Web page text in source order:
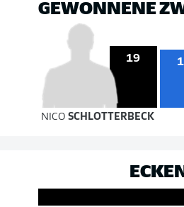
GEWONNENE
19
NICO SCHLOTTERBECK